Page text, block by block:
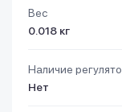
Вес
0.018 кг
Наличие
Нет